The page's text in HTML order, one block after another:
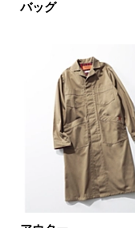
表示オプション
すべて
SALE商品
再入荷
在庫あり
バッグ